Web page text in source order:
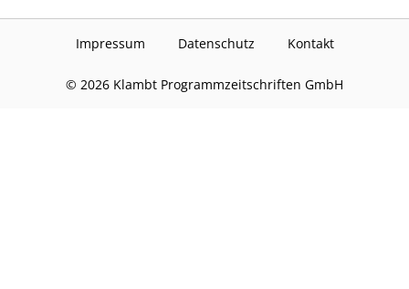
Impressum Datenschutz Kontakt
© 2026 Klambt Programmzeitschriften GmbH